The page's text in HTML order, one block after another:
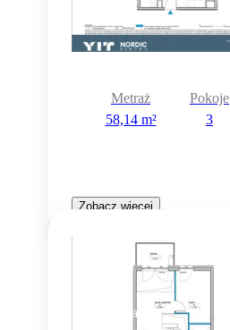
Metraż
58,14 m²
Pokoje
3
Zobacz więcej
Rezerwacja